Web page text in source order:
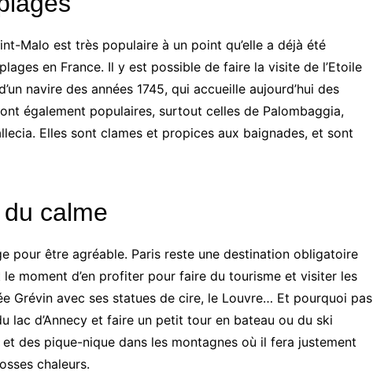
Malo est très populaire à un point qu’elle a déjà été
en France. Il y est possible de faire la visite de l’Etoile
navire des années 1745, qui accueille aujourd’hui des
également populaires, surtout celles de Palombaggia,
Elles sont clames et propices aux baignades, et sont
calme
pour être agréable. Paris reste une destination obligatoire
le moment d’en profiter pour faire du tourisme et visiter les
Grévin avec ses statues de cire, le Louvre… Et pourquoi pas
lac d’Annecy et faire un petit tour en bateau ou du ski
des pique-nique dans les montagnes où il fera justement
chaleurs.